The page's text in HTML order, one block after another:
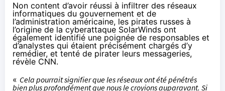
Non content d’avoir réussi à infiltrer des réseaux
informatiques du gouvernement et de
l’administration américaine, les pirates russes à
l’origine de la cyberattaque SolarWinds ont
également identifié une poignée de responsables et
d’analystes qui étaient précisément chargés d’y
remédier, et tenté de pirater leurs messageries,
révèle CNN.
« Cela pourrait signifier que les réseaux ont été pénétrés
bien plus profondément que nous le croyions auparavant. Si